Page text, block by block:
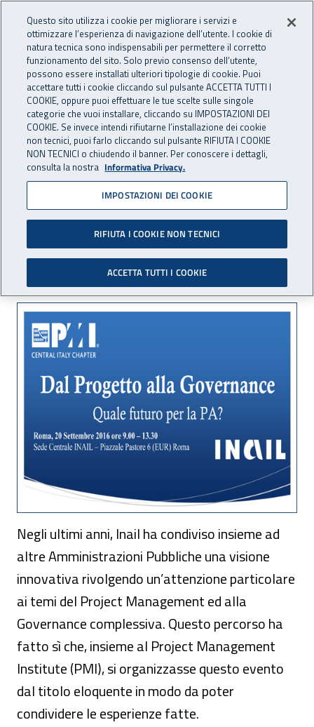
INAIL - Istituto Nazionale
Apri cerca
Navigazione principale
Navigazione - Ti trovi in:
Home Inail comunica Eventi
20 settembre 2016
Dal progetto alla
Governance, quale futuro
per la PA?
Dal progetto alla Governance, quale
Negli ultimi anni, Inail ha condiviso insieme ad
altre Amministrazioni Pubbliche una visione
innovativa rivolgendo un’attenzione particolare
ai temi del Project Management ed alla
Governance complessiva. Questo percorso ha
fatto sì che, insieme al Project Management
Institute (PMI), si organizzasse questo evento
dal titolo eloquente in modo da poter
condividere le esperienze fatte.
Questo sito utilizza i cookie per migliorare i servizi e
ottimizzare l’esperienza di navigazione dell’utente. I cookie di
natura tecnica sono indispensabili per permettere il corretto
funzionamento del sito. Solo previo consenso dell’utente,
possono essere installati ulteriori tipologie di cookie. Puoi
accettare tutti i cookie cliccando sul pulsante ACCETTA TUTTI I
COOKIE, oppure puoi effettuare le tue scelte sulle singole
categorie che vuoi installare, cliccando su IMPOSTAZIONI DEI
COOKIE. Se invece intendi rifiutarne l’installazione dei cookie
non tecnici, puoi farlo cliccando sul pulsante RIFIUTA I COOKIE
NON TECNICI o chiudendo il banner. Per conoscere i dettagli,
consulta la nostra Informativa Privacy.
IMPOSTAZIONI DEI COOKIE
RIFIUTA I COOKIE NON TECNICI
ACCETTA TUTTI I COOKIE